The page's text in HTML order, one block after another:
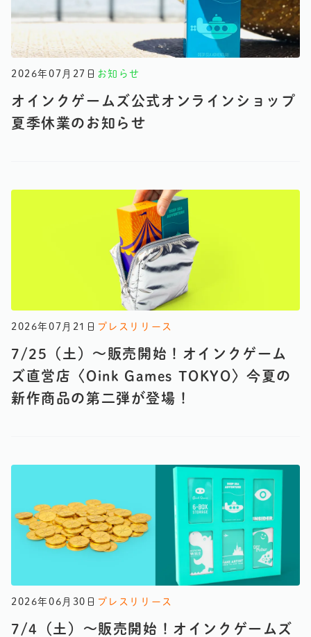
2026年07月27日 お知らせ
オインクゲームズ公式オンラインショップ
夏季休業のお知らせ
2026年07月21日 プレスリリース
7/25（土）〜販売開始！オインクゲーム
ズ直営店〈Oink Games TOKYO〉今夏の
新作商品の第二弾が登場！
2026年06月30日 プレスリリース
7/4（土）〜販売開始！オインクゲームズ